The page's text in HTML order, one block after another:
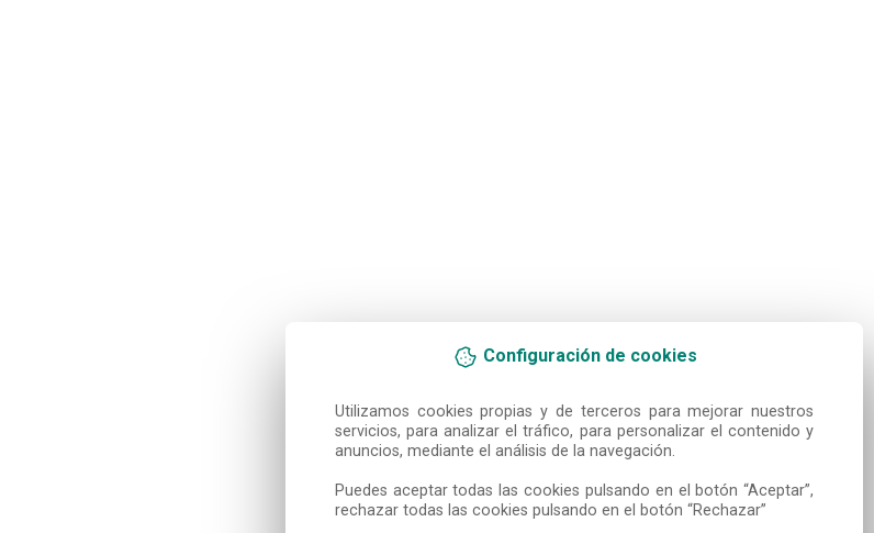
Configuración de cookies
Utilizamos cookies propias y de terceros para mejorar nuestros
servicios, para analizar el tráfico, para personalizar el contenido y
anuncios, mediante el análisis de la navegación.
Puedes aceptar todas las cookies pulsando en el botón “Aceptar”,
rechazar todas las cookies pulsando en el botón “Rechazar”